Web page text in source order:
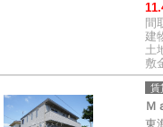
間
建
土
敷
賃
Ｍ
東